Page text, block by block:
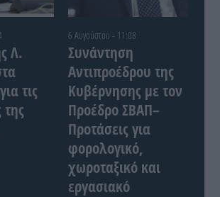
Λ.
τις
6 Αυγούστου - 11:08
Συνάντηση
Αντιπροέδρου της
Κυβέρνησης με τον
Προέδρο ΣΒΑΠ–
Προτάσεις για
φορολογικό,
χωροταξικό και
εργασιακό